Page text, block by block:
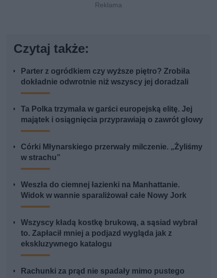
Czytaj także:
Parter z ogródkiem czy wyższe piętro? Zrobiła
dokładnie odwrotnie niż wszyscy jej doradzali
Ta Polka trzymała w garści europejską elitę. Jej
majątek i osiągnięcia przyprawiają o zawrót głowy
Córki Młynarskiego przerwały milczenie. „Żyliśmy
w strachu”
Weszła do ciemnej łazienki na Manhattanie.
Widok w wannie sparaliżował całe Nowy Jork
Wszyscy kładą kostkę brukową, a sąsiad wybrał
to. Zapłacił mniej a podjazd wygląda jak z
ekskluzywnego katalogu
Rachunki za prąd nie spadały mimo pustego